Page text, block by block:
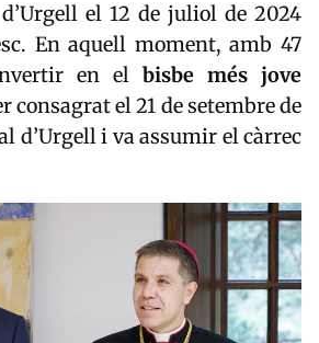
el 12 de juliol de 2024
En aquell moment, amb 47
en el bisbe més jove
consagrat el 21 de setembre de
d’Urgell i va assumir el càrrec